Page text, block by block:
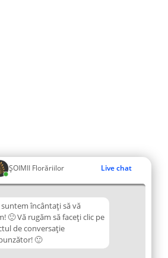
ȘOIMII Florăriilor Live chat
suntem încântați să vă
🙂 Vă rugăm să faceți clic pe
de conversație
🙂